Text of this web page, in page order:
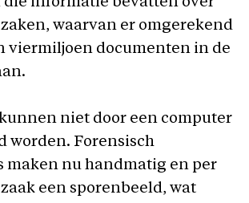
waarvan er omgerekend
viermiljoen documenten in de
niet door een computer
worden. Forensisch
maken nu handmatig en per
een sporenbeeld, wat